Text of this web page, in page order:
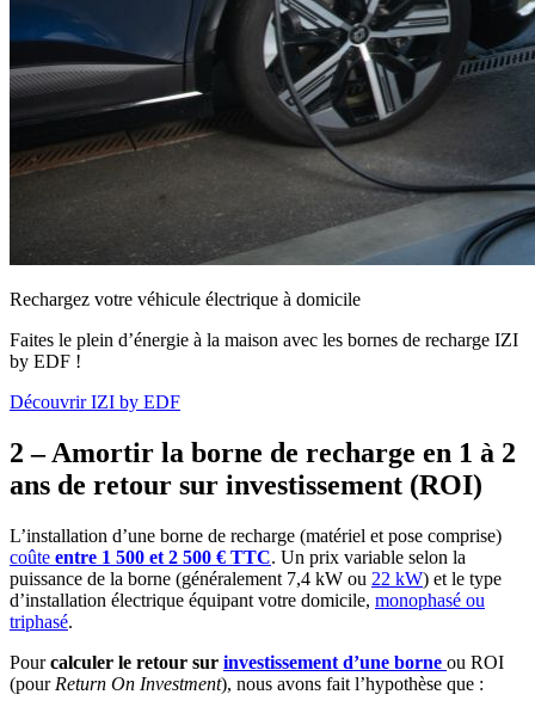
Rechargez votre véhicule électrique à domicile
Faites le plein d’énergie à la maison avec les bornes de recharge IZI
by EDF !
Découvrir IZI by EDF
2 – Amortir la borne de recharge en 1 à 2
ans de retour sur investissement (ROI)
L’installation d’une borne de recharge (matériel et pose comprise)
coûte entre 1 500 et 2 500 € TTC. Un prix variable selon la
puissance de la borne (généralement 7,4 kW ou 22 kW) et le type
d’installation électrique équipant votre domicile, monophasé ou
triphasé.
Pourcalculer le retour sur investissement d’une borne ou ROI
(pour Return On Investment), nous avons fait l’hypothèse que :